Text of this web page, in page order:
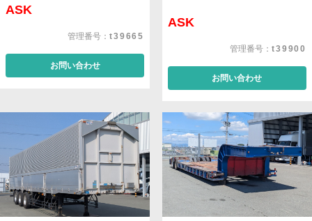
ASK
管理番号：t39665
お問い合わせ
ASK
管理番号：t39900
お問い合わせ